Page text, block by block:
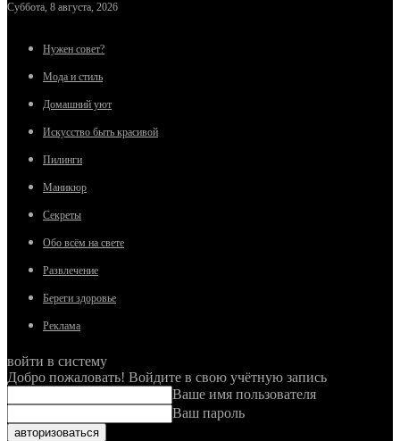
Суббота, 8 августа, 2026
Нужен совет?
Мода и стиль
Домашний уют
Искусство быть красивой
Пилинги
Маникюр
Секреты
Обо всём на свете
Развлечение
Береги здоровье
Реклама
войти в систему
Добро пожаловать! Войдите в свою учётную запись
Ваше имя пользователя
Ваш пароль